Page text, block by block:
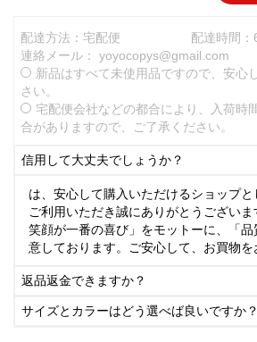
配達方法：宅配便
配達時間：
連絡メール： yoyocopys@gmail.com
新品はすべて未使用品ですので、安心
さい。
宅配便会社などの都合により、入荷時
合がありますので、ご了承ください。
信用して大丈夫でしょうか？
は、安心して購入いただけるショップ
ご利用いただき誠にありがとうござい
笑顔が一番の喜び」をモットーに、「品
意しております。ご安心して、お買物を
返品返金できますか？
サイズとカラーはどう選べば良いですか？